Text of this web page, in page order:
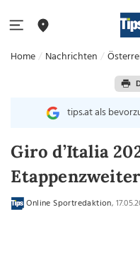
Home Nachrichten
tips.at als
Giro d’Italia
Etappenzweiter
Online Sportredaktion,